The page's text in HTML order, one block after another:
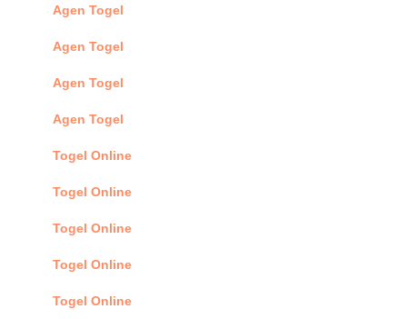
Agen Togel
Agen Togel
Agen Togel
Agen Togel
Togel Online
Togel Online
Togel Online
Togel Online
Togel Online